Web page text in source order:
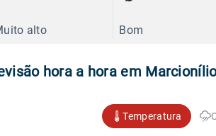
alto Bom
hora a hora em
Temperatura